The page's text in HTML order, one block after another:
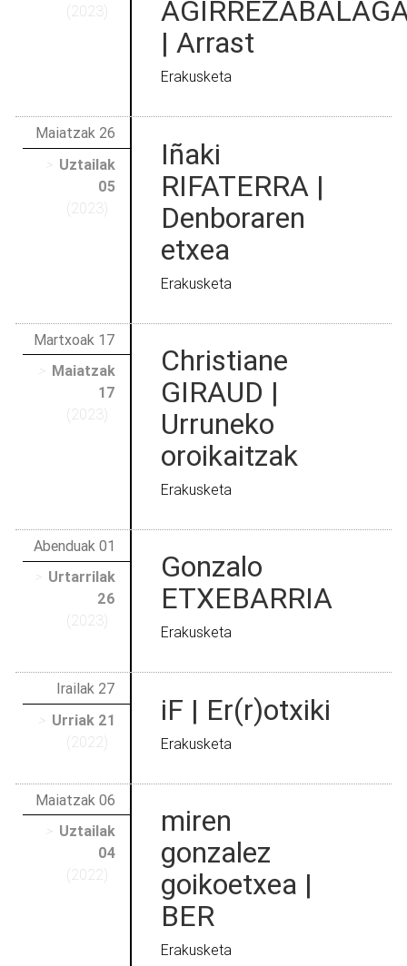
(2023)
| Arrast
Erakusketa
Maiatzak 26
> Uztailak
05
(2023)
Iñaki
RIFATERRA |
Denboraren
etxea
Erakusketa
Martxoak 17
> Maiatzak
17
(2023)
Christiane
GIRAUD |
Urruneko
oroikaitzak
Erakusketa
Abenduak 01
> Urtarrilak
26
(2023)
Gonzalo
ETXEBARRIA
Erakusketa
Irailak 27
> Urriak 21
(2022)
iF | Er(r)otxiki
Erakusketa
Maiatzak 06
> Uztailak
04
(2022)
miren
gonzalez
goikoetxea |
BER
Erakusketa